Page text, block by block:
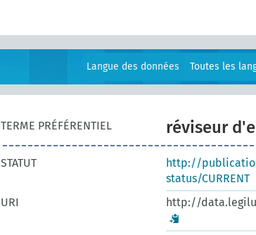
Langue des données Toutes les
TERME PRÉFÉRENTIEL réviseur
STATUT
http://
status/CURRENT
URI
http://